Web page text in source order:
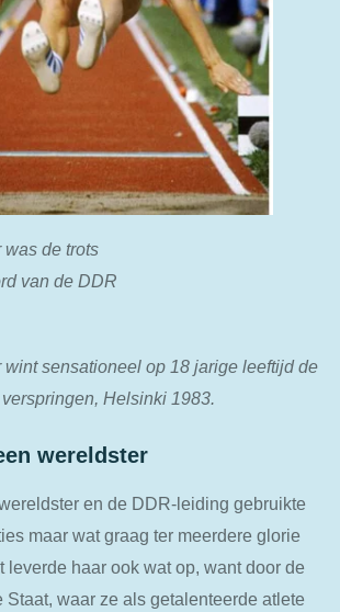
de trots
van de DDR
sensationeel op 18 jarige leeftijd de
Helsinki 1983.
wereldster
en de DDR-leiding gebruikte
maar wat graag ter meerdere glorie
leverde haar ook wat op, want door de
Staat, waar ze als getalenteerde atlete